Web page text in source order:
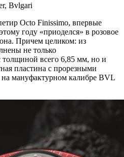
Bvlgari
Octo Finissimo, впервые
году «приоделся» в розовое
Причем целиком: из
не только
всего 6,85 мм, но и
пластина с прорезными
на мануфактурном калибре BVL